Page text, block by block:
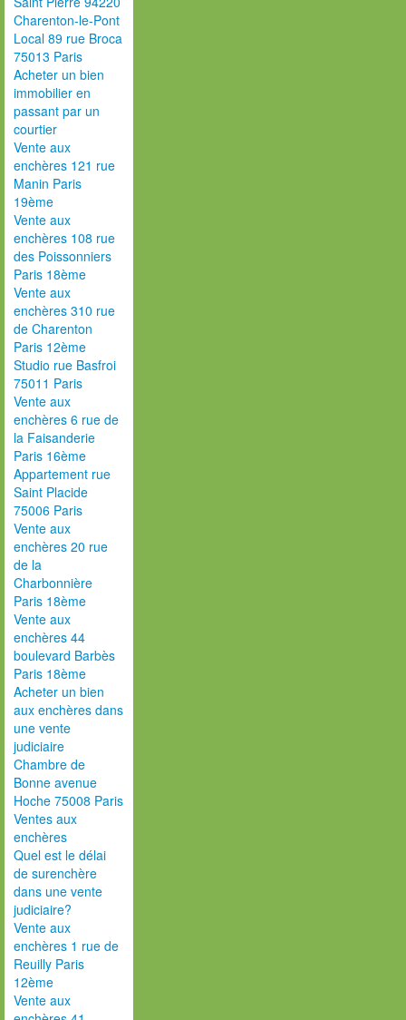
Charenton-le-Pont
Local 89 rue Broca
75013 Paris
Acheter un bien
immobilier en
passant par un
courtier
Vente aux
enchères 121 rue
Manin Paris
19ème
Vente aux
enchères 108 rue
des Poissonniers
Paris 18ème
Vente aux
enchères 310 rue
de Charenton
Paris 12ème
Studio rue Basfroi
75011 Paris
Vente aux
enchères 6 rue de
la Faisanderie
Paris 16ème
Appartement rue
Saint Placide
75006 Paris
Vente aux
enchères 20 rue
de la
Charbonnière
Paris 18ème
Vente aux
enchères 44
boulevard Barbès
Paris 18ème
Acheter un bien
aux enchères dans
une vente
judiciaire
Chambre de
Bonne avenue
Hoche 75008 Paris
Ventes aux
enchères
Quel est le délai
de surenchère
dans une vente
judiciaire?
Vente aux
enchères 1 rue de
Reuilly Paris
12ème
Vente aux